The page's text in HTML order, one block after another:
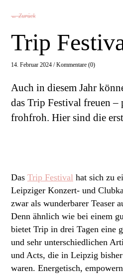
← Zurück
Trip
14. Februar 2024 /Kommentare (0)
Auch in diesem Jahr
das Trip Festival freuen –
frohfroh. Hier sind die
Das Trip Festival hat sich zu
Leipziger Konzert- und
zwar als wunderbarer Teaser
Denn ähnlich wie bei einem
bietet Trip in drei Tagen eine
und sehr unterschiedlichen
und Acts, die in Leipzig
waren. Energetisch,